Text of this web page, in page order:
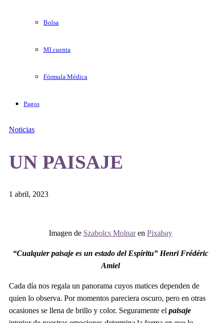
Bolsa
MI cuenta
Fórmula Médica
Pagos
Noticias
UN PAISAJE
1 abril, 2023
Imagen de Szabolcs Molnaren Pixabay
“Cualquier paisaje es un estado del Espíritu” Henri Frédéric
Amiel
Cada día nos regala un panorama cuyos matices dependen de
quien lo observa. Por momentos pareciera oscuro, pero en otras
ocasiones se llena de brillo y color. Seguramente el paisaje